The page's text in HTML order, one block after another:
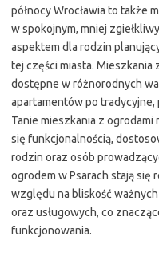
północy Wrocławia to także
w spokojnym, mniej
aspektem dla rodzin
tej części miasta. Mieszkania
dostępne w różnorodnych
apartamentów po
Tanie mieszkania z ogrodami
się funkcjonalnością,
rodzin oraz osób
ogrodem w Psarach stają się
względu na bliskość
oraz usługowych, co
funkcjonowania.